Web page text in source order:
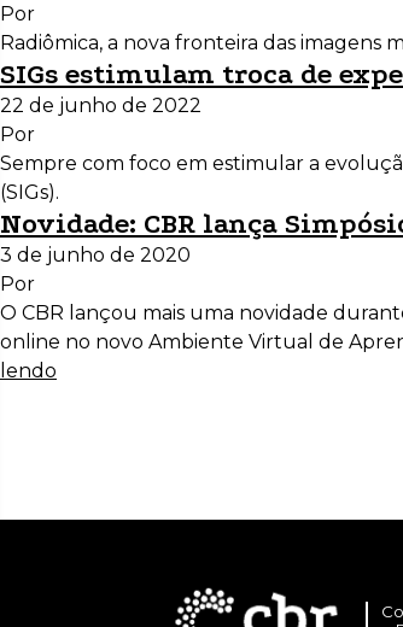
Por
Radiômica, a nova fronteira das imagens
SIGs estimulam troca de
22 de junho de 2022
Por
Sempre com foco em estimular a
(SIGs).
Novidade: CBR lança
3 de junho de 2020
Por
O CBR lançou mais uma novidade
online no novo Ambiente Virtual de
lendo